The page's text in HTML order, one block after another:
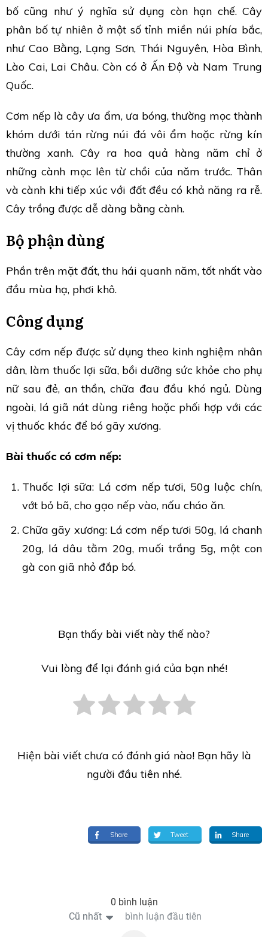
bố cũng như ý nghĩa sử dụng còn hạn chế. Cây
phân bố tự nhiên ở một số tỉnh miền núi phía bắc,
như Cao Bằng, Lạng Sơn, Thái Nguyên, Hòa Bình,
Lào Cai, Lai Châu. Còn có ở Ấn Độ và Nam Trung
Quốc.
Cơm nếp là cây ưa ẩm, ưa bóng, thường mọc thành
khóm dưới tán rừng núi đá vôi ẩm hoặc rừng kín
thường xanh. Cây ra hoa quả hàng năm chỉ ở
những cành mọc lên từ chồi của năm trước. Thân
và cành khi tiếp xúc với đất đều có khả năng ra rễ.
Cây trồng được dễ dàng bằng cành.
Bộ phận dùng
Phần trên mặt đất, thu hái quanh năm, tốt nhất vào
đầu mùa hạ, phơi khô.
Công dụng
Cây cơm nếp được sử dụng theo kinh nghiệm nhân
dân, làm thuốc lợi sữa, bồi dưỡng sức khỏe cho phụ
nữ sau đẻ, an thần, chữa đau đầu khó ngủ. Dùng
ngoài, lá giã nát dùng riêng hoặc phối hợp với các
vị thuốc khác để bó gãy xương.
Bài thuốc có cơm nếp:
Thuốc lợi sữa: Lá cơm nếp tươi, 50g luộc chín,
vớt bỏ bã, cho gạo nếp vào, nấu cháo ăn.
Chữa gãy xương: Lá cơm nếp tươi 50g, lá chanh
20g, lá dâu tằm 20g, muối trắng 5g, một con
gà con giã nhỏ đắp bó.
Bạn thấy bài viết này thế nào?
Vui lòng để lại đánh giá của bạn nhé!
Hiện bài viết chưa có đánh giá nào! Bạn hãy là
người đầu tiên nhé.
Share Tweet Share
0 bình luận
Cũ nhất
bình luận đầu tiên